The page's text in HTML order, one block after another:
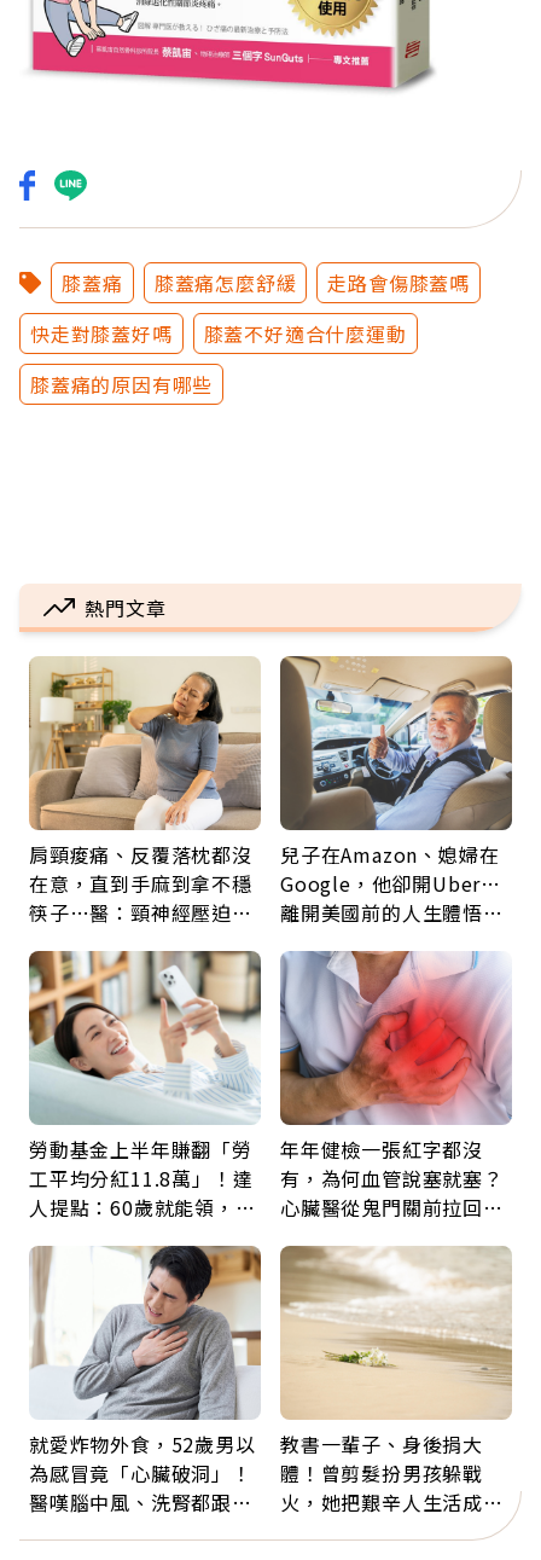
膝蓋痛 膝蓋痛怎麼舒緩
走路會傷膝蓋嗎
快走對膝蓋好嗎
膝蓋不好適合什麼運動
膝蓋痛的原因有哪些
熱門文章
肩頸痠痛、反覆落枕都沒
在意，直到手麻到拿不穩
筷子…醫：頸神經壓迫上
鍵
兒子在Amazon、媳婦在
Google，他卻開Uber…
離開美國前的人生體悟：
勞動基金上半年賺翻「勞
工平均分紅11.8萬」！達
人提點：60歲就能領，重
年年健檢一張紅字都沒
有，為何血管說塞就塞？
心臟醫從鬼門關前拉回病
字
就愛炸物外食，52歲男以
為感冒竟「心臟破洞」！
醫嘆腦中風、洗腎都跟它
教書一輩子、身後捐大
體！曾剪髮扮男孩躲戰
火，她把艱辛人生活成風
景：生命價值在於成為祝